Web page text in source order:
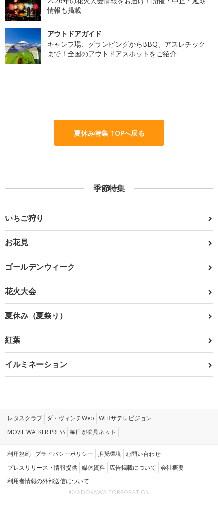
情報も掲載
アウトドアガイド
キャンプ場、グランピングからBBQ、アスレチック
まで！全国のアウトドアスポットをご紹介
夏休み特集 TOPへ戻る
季節特集
いちご狩り
お花見
ゴールデンウィーク
花火大会
夏休み（夏祭り）
紅葉
イルミネーション
レタスクラブ ダ・ヴィンチWeb WEBザテレビジョン
MOVIE WALKER PRESS 毎日が発見ネット
利用規約 プライバシーポリシー 推奨環境 お問い合わせ
プレスリリース・情報提供 媒体資料 広告掲載について 会社概要
利用者情報の外部送信について
©KADOKAWA CORPORATION